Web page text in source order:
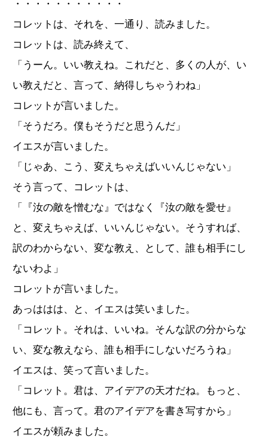
・・・・・・・・・・・
コレットは、それを、一通り、読みました。
コレットは、読み終えて、
「うーん。いい教えね。これだと、多くの人が、い
い教えだと、言って、納得しちゃうわね」
コレットが言いました。
「そうだろ。僕もそうだと思うんだ」
イエスが言いました。
「じゃあ、こう、変えちゃえばいいんじゃない」
そう言って、コレットは、
「『汝の敵を憎むな』ではなく『汝の敵を愛せ』
と、変えちゃえば、いいんじゃない。そうすれば、
訳のわからない、変な教え、として、誰も相手にし
ないわよ」
コレットが言いました。
あっははは、と、イエスは笑いました。
「コレット。それは、いいね。そんな訳の分からな
い、変な教えなら、誰も相手にしないだろうね」
イエスは、笑って言いました。
「コレット。君は、アイデアの天才だね。もっと、
他にも、言って。君のアイデアを書き写すから」
イエスが頼みました。